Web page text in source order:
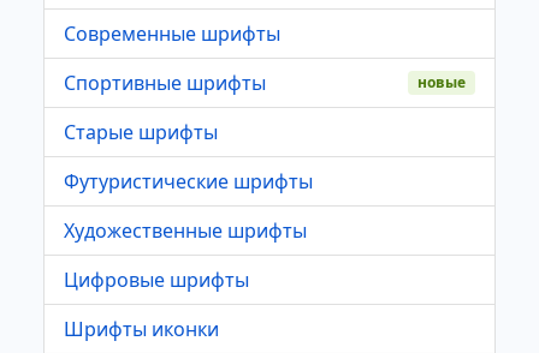
Современные шрифты
Спортивные шрифты
новые
Старые шрифты
Футуристические шрифты
Художественные шрифты
Цифровые шрифты
Шрифты иконки